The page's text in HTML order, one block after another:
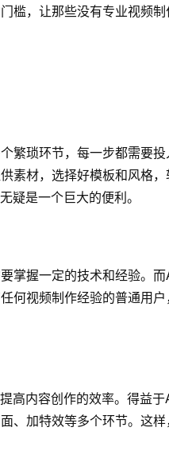
槛，让那些没有专业视频
繁琐环节，每一步都需要
素材，选择好模板和风格
疑是一个巨大的便利。
握一定的技术和经验。而
何视频制作经验的普通用
高内容创作的效率。得益
、加特效等多个环节。这